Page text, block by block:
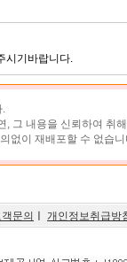
시기바랍니다.
.
, 그 내용을 신뢰하여 취
없이 재배포할 수 없습니
문의 개인정보취급방